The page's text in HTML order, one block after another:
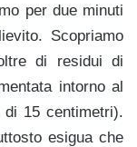
per due minuti
Scopriamo
di residui di
intorno al
15 centimetri).
esigua che